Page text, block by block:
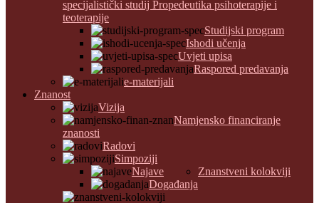
specijalistički studij Propedeutika psihoterapije i
teoterapije
Studijski program
Ishodi učenja
Uvjeti upisa
Raspored predavanja
e-materijali
Znanost
Vizija
Namjensko financiranje
znanosti
Radovi
Simpoziji
Najave
Događanja
Znanstveni kolokviji